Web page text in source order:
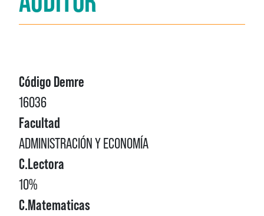
Código Demre
16036
Facultad
ADMINISTRACIÓN Y ECONOMÍA
C.Lectora
10%
C.Matematicas